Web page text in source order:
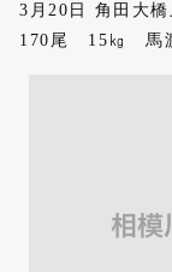
3月20日 角田大
170尾 15㎏ 馬